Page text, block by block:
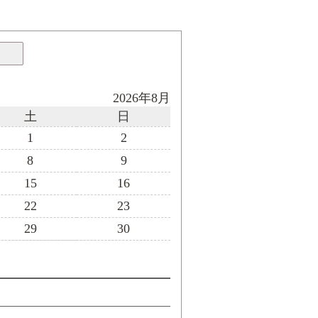
2026年8月
土
日
1
2
8
9
15
16
22
23
29
30